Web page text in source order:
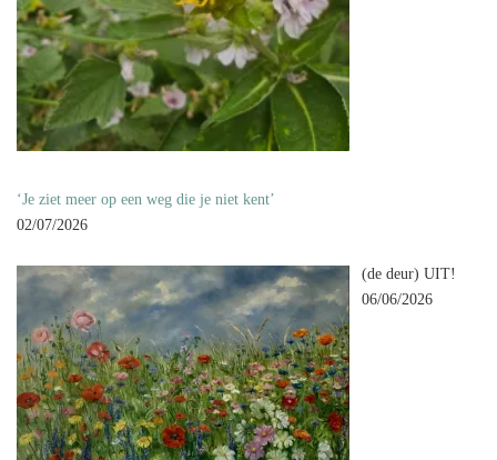
‘Je ziet meer op een weg die je niet kent’
02/07/2026
(de deur) UIT!
06/06/2026